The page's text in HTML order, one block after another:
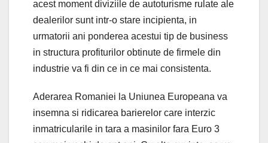
acest moment diviziile de autoturisme rulate ale
dealerilor sunt intr-o stare incipienta, in
urmatorii ani ponderea acestui tip de business
in structura profiturilor obtinute de firmele din
industrie va fi din ce in ce mai consistenta.
Aderarea Romaniei la Uniunea Europeana va
insemna si ridicarea barierelor care interzic
inmatricularile in tara a masinilor fara Euro 3